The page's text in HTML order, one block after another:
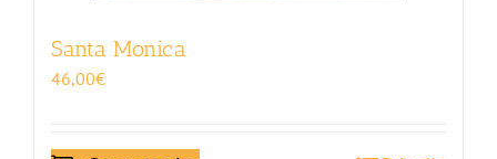
Santa Monica
46,00€